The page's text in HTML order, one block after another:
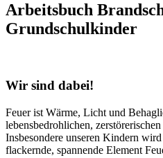
Arbeitsbuch
Grundschulkinder
Wir sind dabei!
Feuer ist Wärme, Licht und
lebensbedrohlichen,
Insbesondere unseren Kindern
flackernde, spannende Element